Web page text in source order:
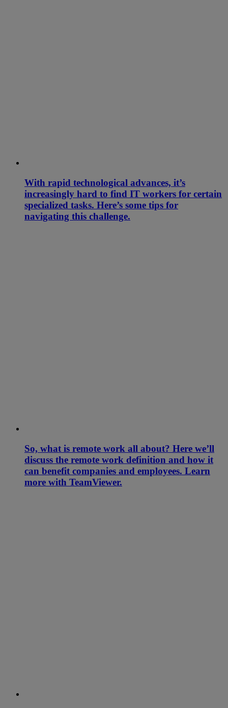
With rapid technological advances, it’s
increasingly hard to find IT workers for certain
specialized tasks. Here’s some tips for
navigating this challenge.
So, what is remote work all about? Here we’ll
discuss the remote work definition and how it
can benefit companies and employees. Learn
more with TeamViewer.